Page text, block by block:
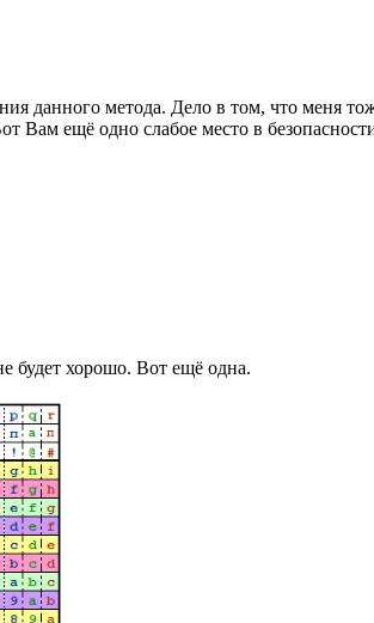
данного метода. Дело в том, что меня
ещё одно слабое место в
будет хорошо. Вот ещё одна.